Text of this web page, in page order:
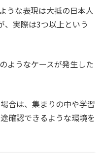
うな表現は大抵の日本人
、実際は3つ以上という
ようなケースが発生した
合は、集まりの中や学習
確認できるような環境を